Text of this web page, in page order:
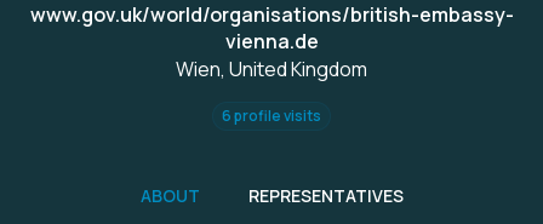
www.gov.uk/world/organisations/british-embassy-
vienna.de
Wien, United Kingdom
6 profile visits
ABOUT REPRESENTATIVES